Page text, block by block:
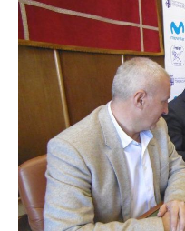
El
Movistar
Inter
‘casa’